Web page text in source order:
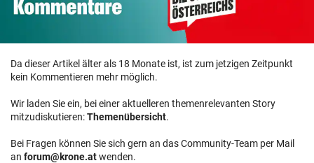
Da dieser Artikel älter als 18 Monate ist, ist zum jetzigen Zeitpunkt
kein Kommentieren mehr möglich.
Wir laden Sie ein, bei einer aktuelleren themenrelevanten Story
mitzudiskutieren:Themenübersicht.
Bei Fragen können Sie sich gern an das Community-Team per Mail
an forum@krone.atwenden.